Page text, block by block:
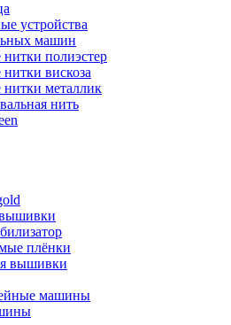
устройства
машин
полиэстер
вискоза
металлик
нить
плёнки
вышивки
машины